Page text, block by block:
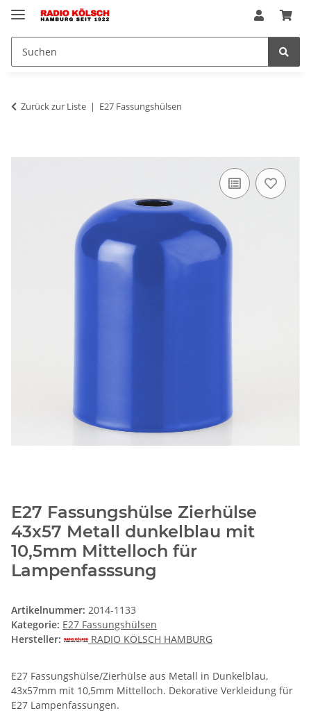
Zurück zur Liste E27 Fassungshülsen
E27 Fassungshülse Zierhülse
43x57 Metall dunkelblau mit
10,5mm Mittelloch für
Lampenfasssung
Artikelnummer: 2014-1133
Kategorie: E27 Fassungshülsen
Hersteller:
RADIO KÖLSCH HAMBURG
E27 Fassungshülse/Zierhülse aus Metall in Dunkelblau,
43x57mm mit 10,5mm Mittelloch. Dekorative Verkleidung für
E27 Lampenfassungen.